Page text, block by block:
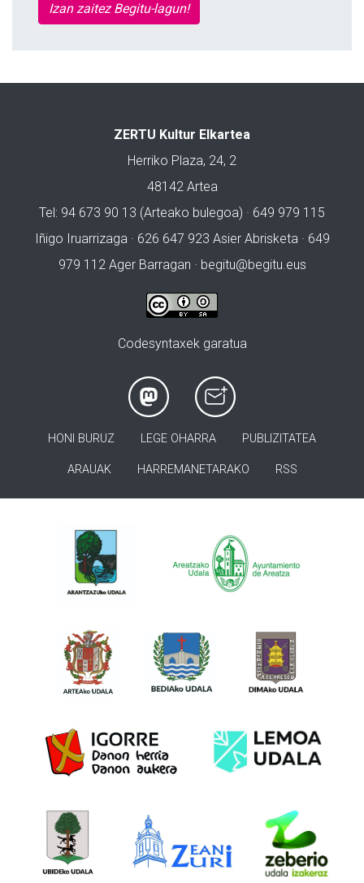
Izan zaitez Begitu-lagun!
ZERTU Kultur Elkartea
Herriko Plaza, 24, 2
48142 Artea
Tel: 94 673 90 13 (Arteako bulegoa) · 649 979 115
Iñigo Iruarrizaga · 626 647 923 Asier Abrisketa · 649
979 112 Ager Barragan · begitu@begitu.eus
Codesyntaxek garatua
HONI BURUZ LEGE OHARRA PUBLIZITATEA
ARAUAK HARREMANETARAKO RSS